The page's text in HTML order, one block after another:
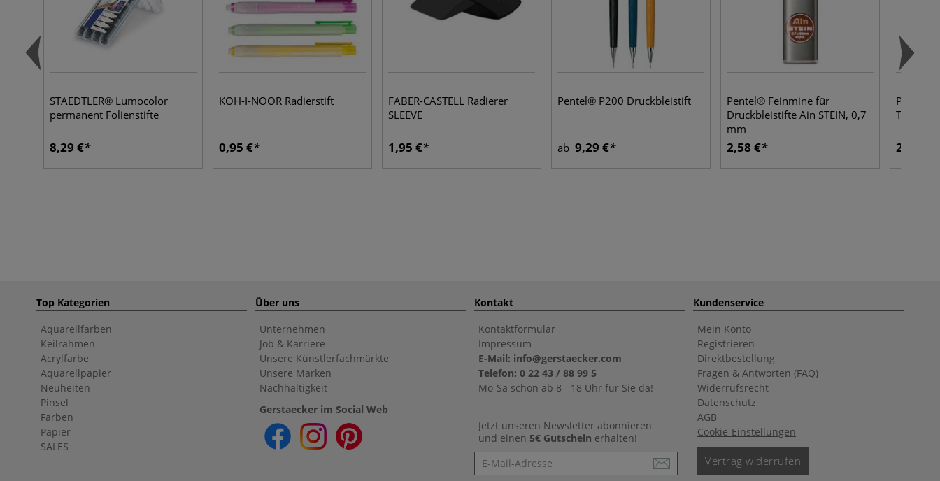
STAEDTLER® Lumocolor
permanent Folienstifte
8,29 €
KOH-I-NOOR Radierstift
0,95 €
FABER-CASTELL Radierer
SLEEVE
1,95 €
Pentel® P200 Druckbleistift
ab 9,29 €
Pentel® Feinmine für
Druckbleistifte Ain STEIN, 0,7
mm
2,58 €
PILOT
2,59 €
Top Kategorien
Aquarellfarben
Keilrahmen
Acrylfarbe
Aquarellpapier
Neuheiten
Pinsel
Farben
Papier
SALES
Über uns
Unternehmen
Job & Karriere
Unsere Künstlerfachmärkte
Unsere Marken
Nachhaltigkeit
Gerstaecker im Social Web
Kontakt
Kontaktformular
Impressum
E-Mail: info@gerstaecker.com
Telefon: 0 22 43 / 88 99 5
Mo-Sa schon ab 8 - 18 Uhr für Sie da!
Jetzt unseren Newsletter abonnieren
und einen 5€ Gutschein erhalten!
Newsletter
Kundenservice
Mein Konto
Registrieren
Direktbestellung
Fragen & Antworten (FAQ)
Widerrufsrecht
Datenschutz
AGB
Cookie-Einstellungen
Vertrag widerrufen